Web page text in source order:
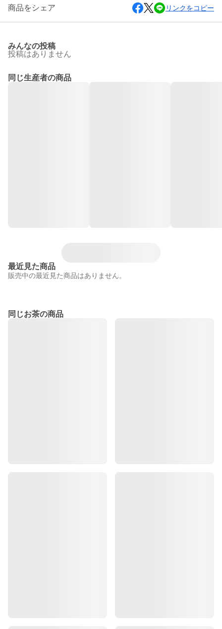
商品をシェア リンクをコピー
みんなの投稿
投稿はありません
同じ生産者の商品
最近見た商品
販売中の最近見た商品はありません。
同じお茶の商品